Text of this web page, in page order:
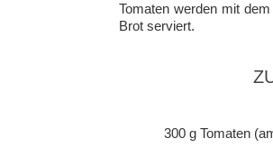
Tomaten werden mit
Brot serviert.
300 g Tomaten